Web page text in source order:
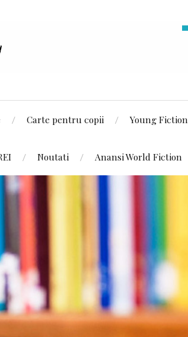
Carte pentru copii Young Fiction
Noutati Anansi World Fiction